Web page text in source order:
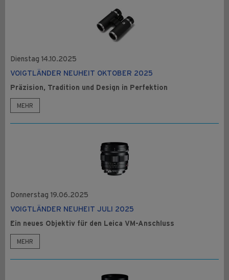
VOIGTLÄNDER NEUHEIT OKTOBER 2025
Präzision, Tradition und Design in Perfektion
MEHR
Dienstag 14.10.2025
VOIGTLÄNDER NEUHEIT JULI 2025
Ein neues Objektiv für den Leica VM-Anschluss
MEHR
Donnerstag 19.06.2025